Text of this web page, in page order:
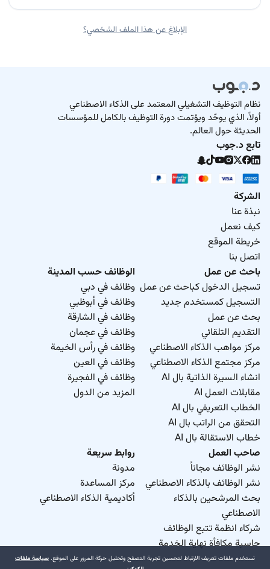
الإبلاغ عن هذا الملف الشخصي؟
نظام التوظيف التشغيلي المعتمد على الذكاء الاصطناعي
أولاً، الذي يوحّد ويؤتمت دورة التوظيف بالكامل للمؤسسات
الحديثة حول العالم.
تابع د.جوب
الشركة
نبذة عنا
كيف نعمل
خريطة الموقع
اتصل بنا
باحث عن عمل
تسجيل الدخول كباحث عن عمل
التسجيل كمستخدم جديد
بحث عن عمل
التقديم التلقائي
مركز مواهب الذكاء الاصطناعي
مركز مجتمع الذكاء الاصطناعي
انشاء السيرة الذاتية بال AI
مقابلات العمل AI
الخطاب التعريفي بال AI
التحقق من الراتب بال AI
خطاب الاستقالة بال AI
الوظائف حسب المدينة
وظائف في دبي
وظائف في أبوظبي
وظائف في الشارقة
وظائف في عجمان
وظائف في رأس الخيمة
وظائف في العين
وظائف في الفجيرة
المزيد من الدول
صاحب العمل
نشر الوظائف مجاناً
نشر الوظائف بالذكاء الاصطناعي
بحث المرشحين بالذكاء
الاصطناعي
شركاء انظمة تتبع الوظائف
حاسبة مكافأة نهاية الخدمة
روابط سريعة
مدونة
مركز المساعدة
أكاديمية الذكاء الاصطناعي
نستخدم ملفات تعريف الارتباط لتحسين تجربة التصفح وتحليل حركة المرور على الموقع. سياسة ملفات